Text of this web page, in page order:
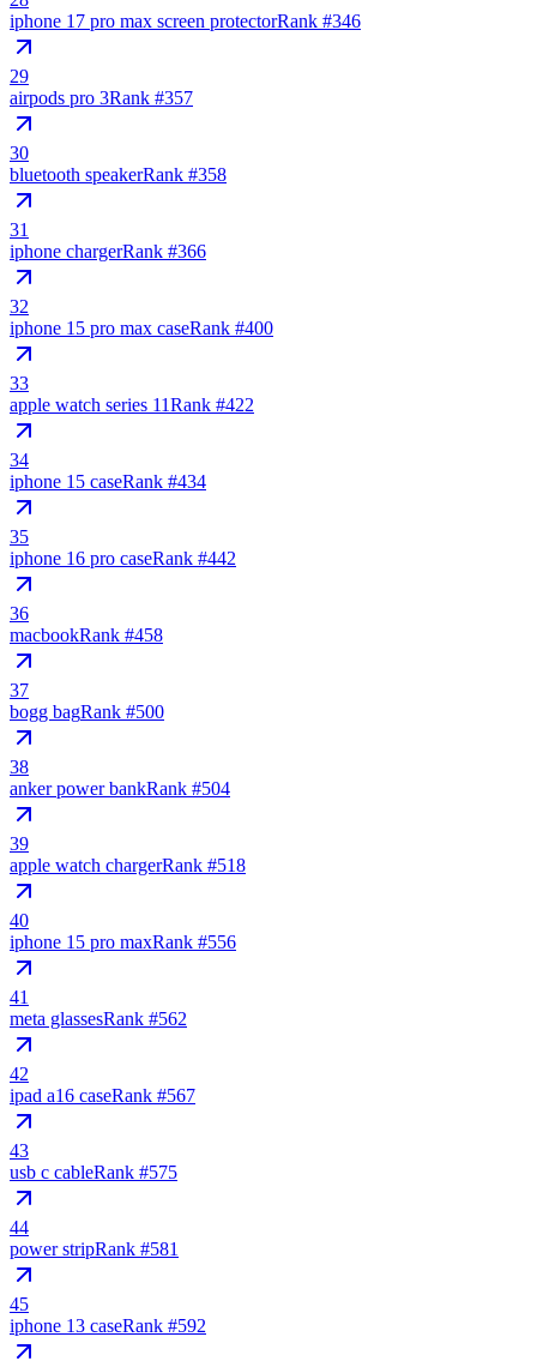
iphone 17 pro max screen protectorRank #346
29
airpods pro 3Rank #357
30
bluetooth speakerRank #358
31
iphone chargerRank #366
32
iphone 15 pro max caseRank #400
33
apple watch series 11Rank #422
34
iphone 15 caseRank #434
35
iphone 16 pro caseRank #442
36
macbookRank #458
37
bogg bagRank #500
38
anker power bankRank #504
39
apple watch chargerRank #518
40
iphone 15 pro maxRank #556
41
meta glassesRank #562
42
ipad a16 caseRank #567
43
usb c cableRank #575
44
power stripRank #581
45
iphone 13 caseRank #592